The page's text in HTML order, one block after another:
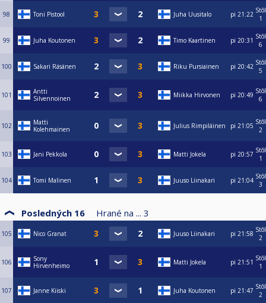
98 Toni Pistool Juha Uusitalo pi 21:22 Stôl
1
99 Juha Koutonen Timo Kaartinen pi 20:31 Stôl
6
100 Sakari Räsänen Riku Pursiainen pi 20:42 Stôl
5
101
Antti
Silvennoinen
Miikka Hirvonen pi 20:49 Stôl
6
102
Matti
Kolehmainen
Julius Rimpiläinen pi 21:05 Stôl
2
103 Jani Pekkola Matti Jokela pi 20:57 Stôl
1
104 Tomi Malinen Juuso Liinakari pi 21:04 Stôl
3
Posledných 16 Hrané na ... 3
105 Nico Granat Juuso Liinakari pi 21:58 Stôl
2
106
Sony
Hirvenheimo
Matti Jokela pi 21:51 Stôl
1
107 Janne Kiiski Juha Koutonen pi 21:47 Stôl
2